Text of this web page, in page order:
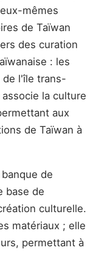
mêmes
de Taïwan
des curation
: les
de l'île trans-
la culture
aux
de Taïwan à
de
base de
culturelle.
matériaux ; elle
permettant à